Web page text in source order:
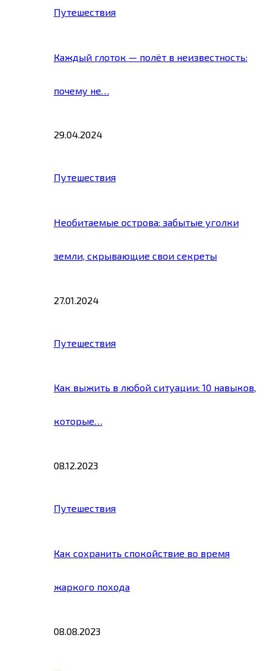
Путешествия
Каждый глоток — полёт в неизвестность:
почему не…
29.04.2024
Путешествия
Необитаемые острова: забытые уголки
земли, скрывающие свои секреты
27.01.2024
Путешествия
Как выжить в любой ситуации: 10 навыков,
которые…
08.12.2023
Путешествия
Как сохранить спокойствие во время
жаркого похода
08.08.2023